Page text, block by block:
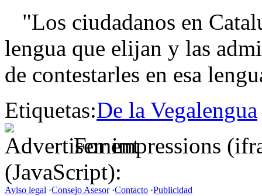
"Los ciudadanos en
lengua que elijan y las
de contestarles en esa
Etiquetas:De la Vegalengua
For impressions
(JavaScript):
Aviso legal ·Consejo Asesor·Contacto ·Publicidad